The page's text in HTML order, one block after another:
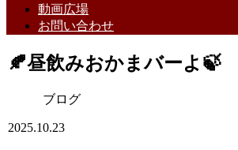
動画広場
お問い合わせ
🍂昼飲みおかまバーよ🍃
ブログ
2025.10.23